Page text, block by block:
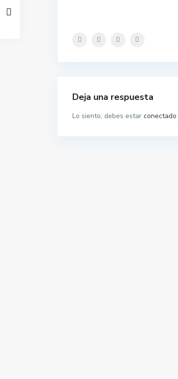
Deja una respuesta
Lo siento, debes estar conectado